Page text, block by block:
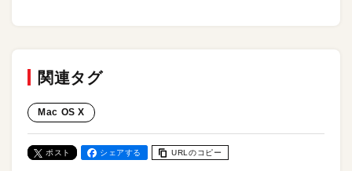
関連タグ
Mac OS X
ポスト シェアする URLのコピー